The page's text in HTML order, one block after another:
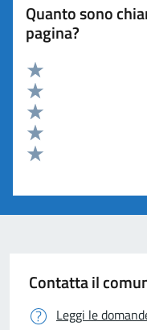
Quanto sono
pagina?
Valuta 5 stelle su 5
Valuta 4 stelle su 5
Valuta 3 stelle su 5
Valuta 2 stelle su 5
Contatta il
Leggi le